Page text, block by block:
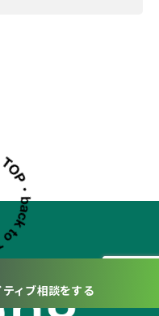
ィブ相談をする